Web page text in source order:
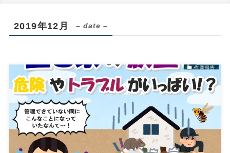
2019年12月 – date –
作業報告